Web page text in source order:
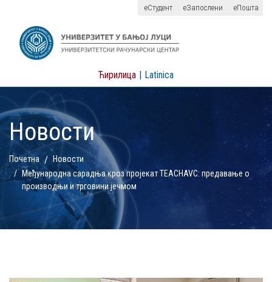
Ћирилица | Latinica
еСтудент еЗапослени еПошта
Новости
Почетна
Новости
Међународна сарадња кроз пројекат TEACHAVC: предавање о
производњи и трговини јечмом